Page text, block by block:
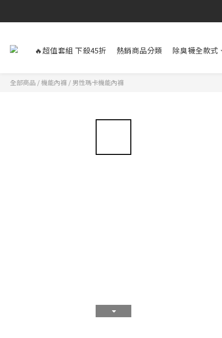
🔥超值套組 下殺45折 熱銷商品分類 除臭襪全款式
全部商品 /機能內褲 / 男性瑪卡機能內褲